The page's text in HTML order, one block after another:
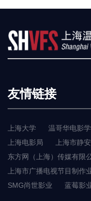
友情链接
上海大学 温哥华电影
上海电影局
上海市静
东方网（上海）传媒有限
上海市广播电视节目制作
SMG尚世影业
蓝莓影